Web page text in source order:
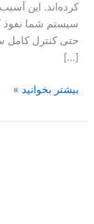
کرده‌اند. این
سیستم شما
حتی کنترل کامل
[…]
بیشتر بخوانید »